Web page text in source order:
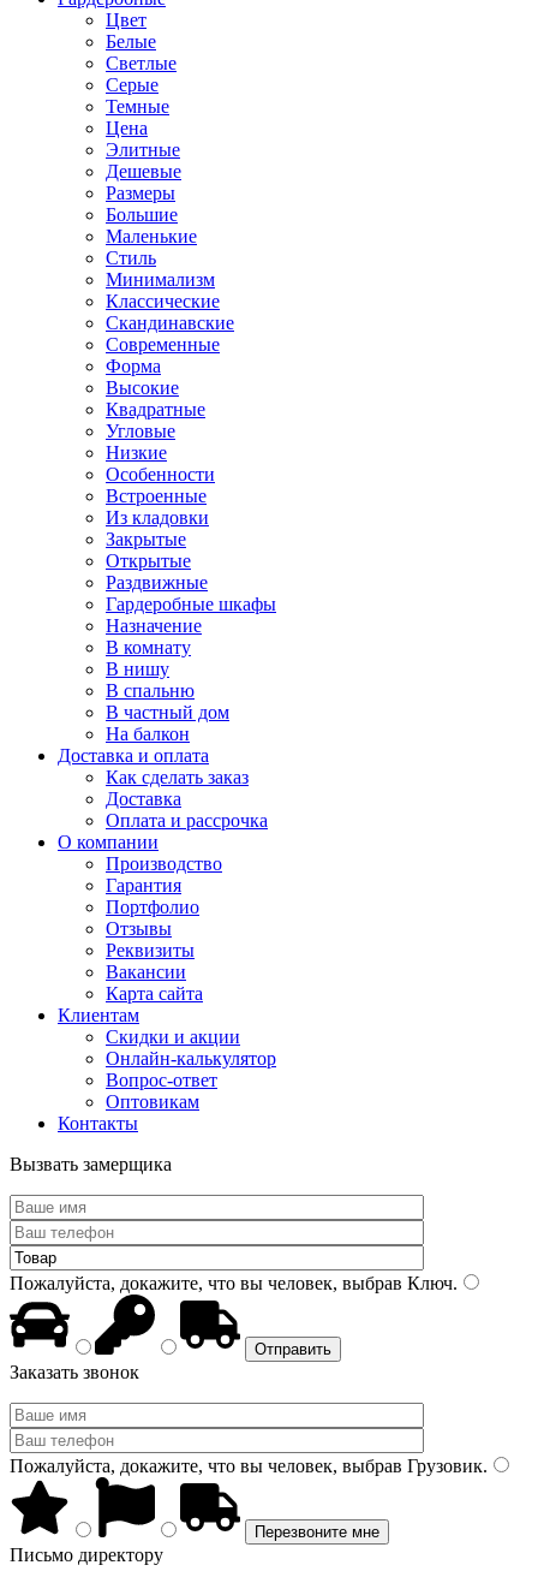
Цвет
Белые
Светлые
Серые
Темные
Цена
Элитные
Дешевые
Размеры
Большие
Маленькие
Стиль
Минимализм
Классические
Скандинавские
Современные
Форма
Высокие
Квадратные
Угловые
Низкие
Особенности
Встроенные
Из кладовки
Закрытые
Открытые
Раздвижные
Гардеробные шкафы
Назначение
В комнату
В нишу
В спальню
В частный дом
На балкон
Доставка и оплата
Как сделать заказ
Доставка
Оплата и рассрочка
О компании
Производство
Гарантия
Портфолио
Отзывы
Реквизиты
Вакансии
Карта сайта
Клиентам
Скидки и акции
Онлайн-калькулятор
Вопрос-ответ
Оптовикам
Контакты
Вызвать замерщика
Пожалуйста, докажите, что вы человек, выбрав Ключ.
Заказать звонок
Пожалуйста, докажите, что вы человек, выбрав Грузовик.
Письмо директору